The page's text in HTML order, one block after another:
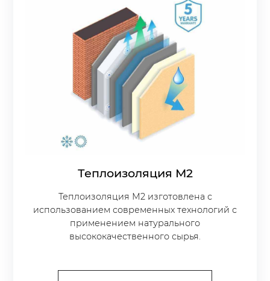
Теплоизоляция М2
Теплоизоляция М2 изготовлена с
использованием современных технологий с
применением натурального
высококачественного сырья.